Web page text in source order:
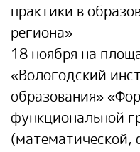
практики в
региона»
18 ноября на
«Вологодский
образования»
функциональной
(математической,